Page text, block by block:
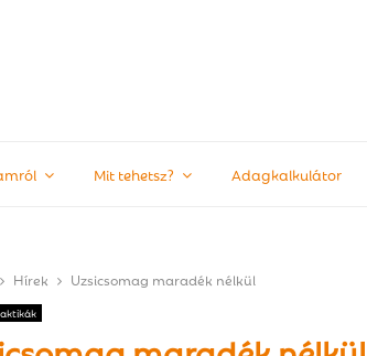
Mit tehetsz? Adagkalkulátor
Hírek Uzsicsomag maradék nélkül